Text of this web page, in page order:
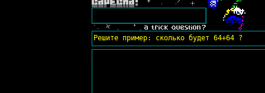
Решите пример: сколько будет 64+64 ?